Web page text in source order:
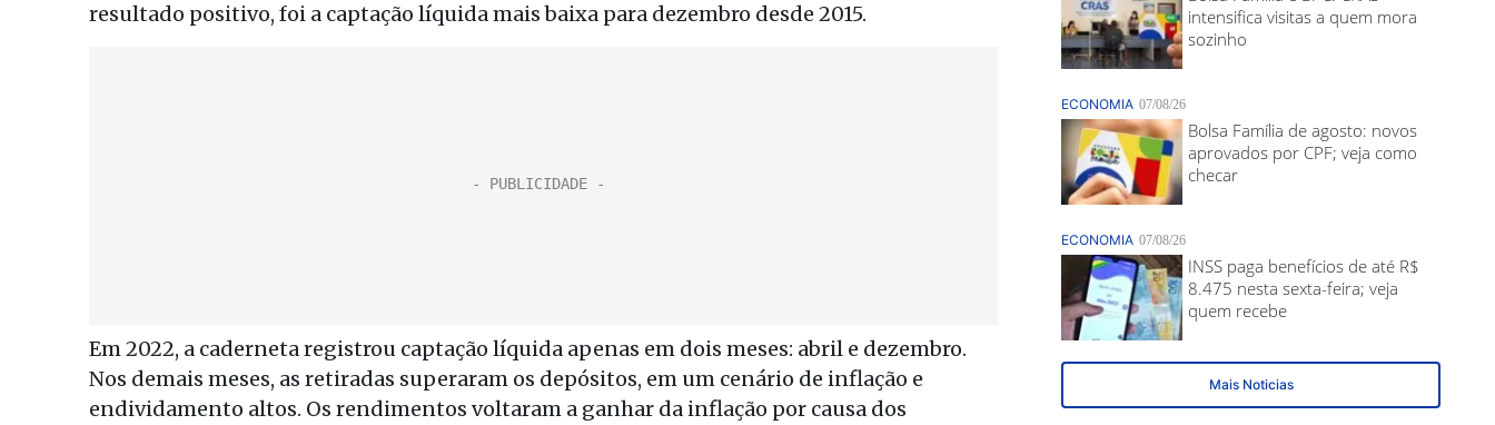
resultado positivo, foi a captação líquida mais baixa para dezembro desde 2015.
Em 2022, a caderneta registrou captação líquida apenas em dois meses: abril e dezembro.
Nos demais meses, as retiradas superaram os depósitos, em um cenário de inflação e
endividamento altos. Os rendimentos voltaram a ganhar da inflação por causa dos